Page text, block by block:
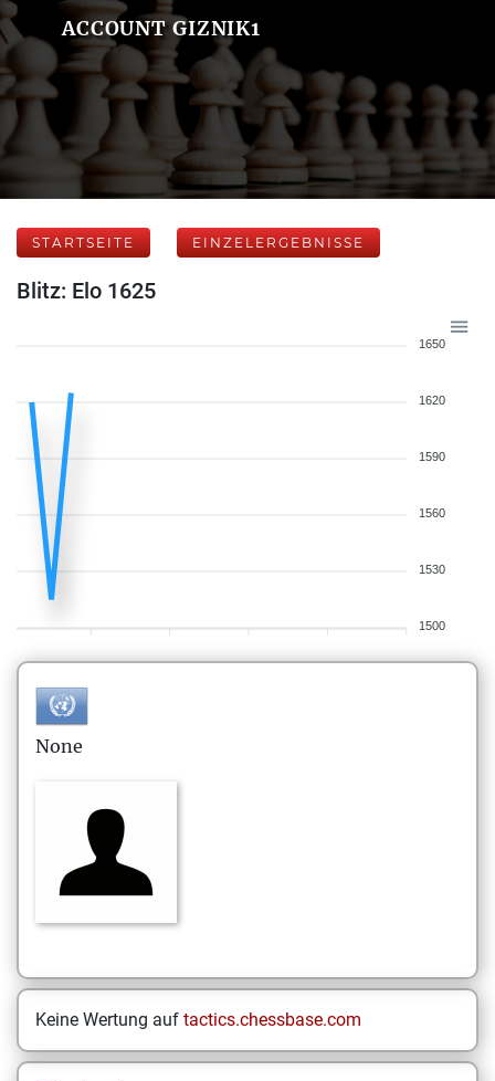
ACCOUNT GIZNIK1
STARTSEITE EINZELERGEBNISSE
Blitz: Elo 1625
1650
1620
1590
1560
1530
1500
None
Keine Wertung auf tactics.chessbase.com